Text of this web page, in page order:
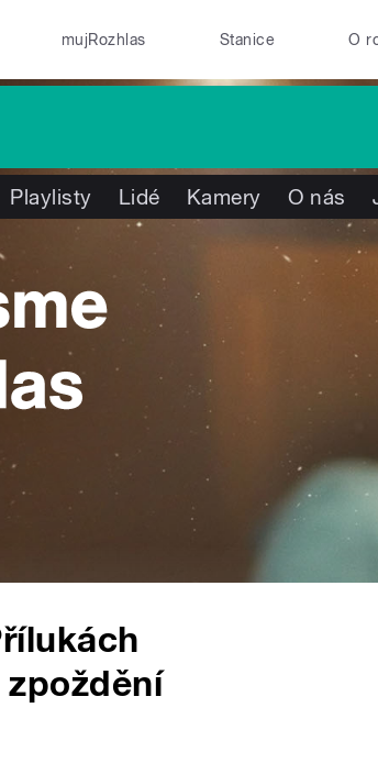
mujRozhlas Stanice O
Playlisty Lidé Kamery O nás